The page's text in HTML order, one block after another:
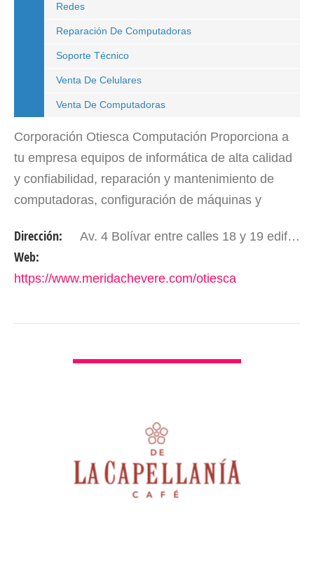
Redes
Reparación De Computadoras
Soporte Técnico
Venta De Celulares
Venta De Computadoras
Corporación Otiesca Computación Proporciona a
tu empresa equipos de informática de alta calidad
y confiabilidad, reparación y mantenimiento de
computadoras, configuración de máquinas y
cámaras de…
Dirección: Av. 4 Bolívar entre calles 18 y 19 edificio General Masini piso 2 oficina A-21. Mérida - Edo. Mérida. Venezuela.
Web:
https://www.meridachevere.com/otiesca